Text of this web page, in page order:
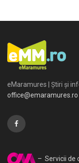
eMaramures | Știri și
office@emaramures.ro
– Servicii de